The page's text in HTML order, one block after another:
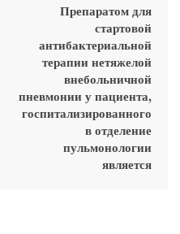
Препаратом для
стартовой
антибактериальной
терапии нетяжелой
внебольничной
пневмонии у пациента,
госпитализированного
в отделение
пульмонологии
является